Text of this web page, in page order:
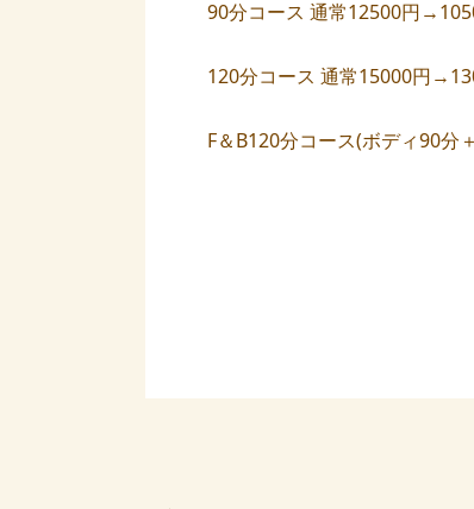
90分コース 通常12500円
120分コース 通常15000円
F＆B120分コース(ボディ90